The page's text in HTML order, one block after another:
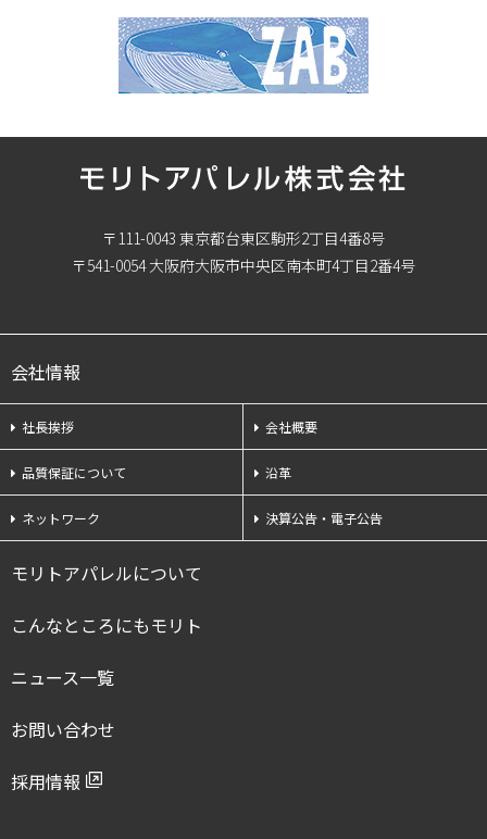
〒111-0043 東京都台東区駒形2丁目4番8号
〒541-0054 大阪府大阪市中央区南本町4丁目2番4号
会社情報
社長挨拶 会社概要
品質保証について 沿革
ネットワーク 決算公告・電子公告
モリトアパレルについて
こんなところにもモリト
ニュース一覧
お問い合わせ
採用情報